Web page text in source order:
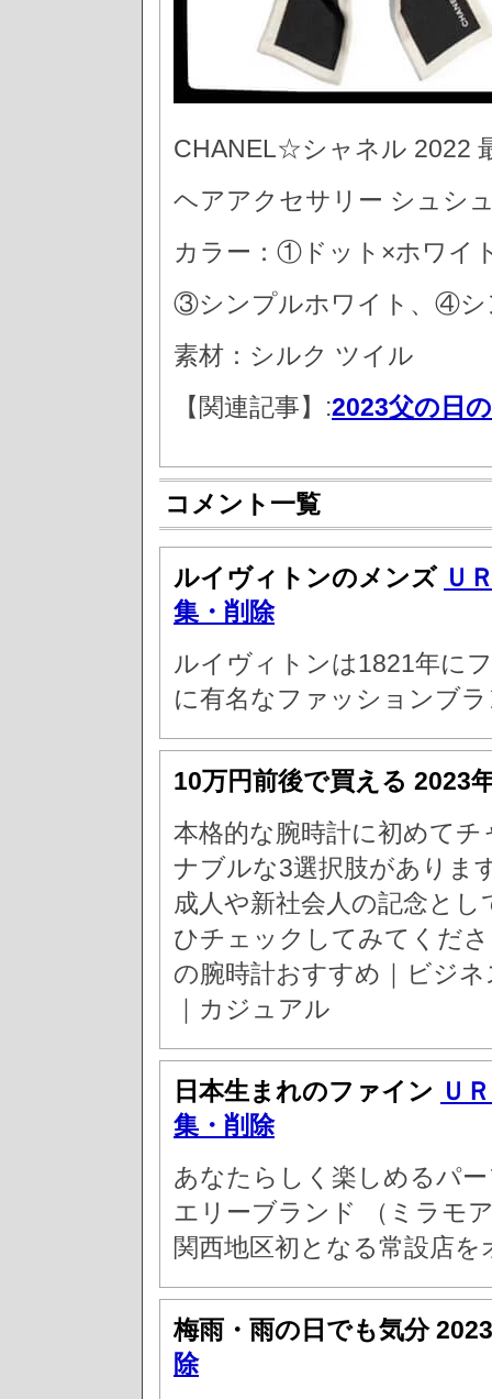
CHANEL☆シャネル 2022
ヘアアクセサリー シュシ
カラー：①ドット×ホワイ
③シンプルホワイト、④シ
素材：シルク ツイル
【関連記事】:2023父の日
コメント一覧
ルイヴィトンのメンズ Ｕ
集・削除
ルイヴィトンは1821年に
に有名なファッションブ
10万円前後で買える 2023
本格的な腕時計に初めて
ナブルな3選択肢がありま
成人や新社会人の記念と
ひチェックしてみてくだ
の腕時計おすすめ｜ビジ
｜カジュアル
日本生まれのファイン Ｕ
集・削除
あなたらしく楽しめるパ
エリーブランド （ミラモ
関西地区初となる常設店
梅雨・雨の日でも気分
除